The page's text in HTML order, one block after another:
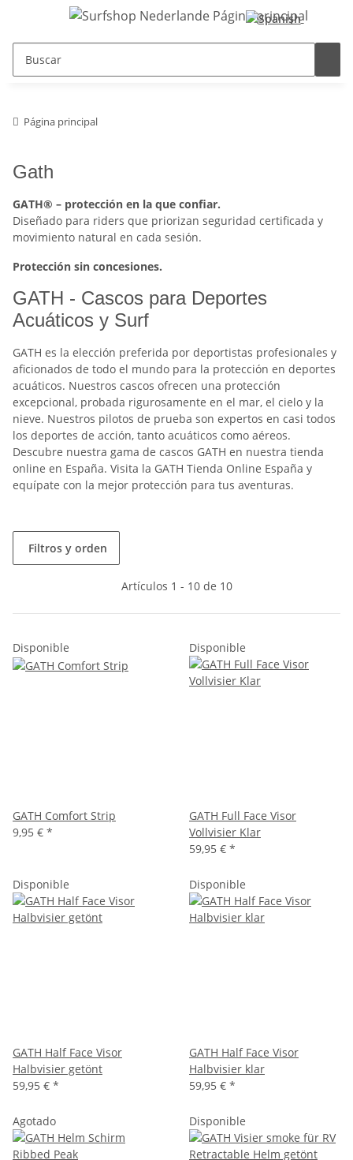
Página principal
Gath
GATH® – protección en la que confiar.
Diseñado para riders que priorizan seguridad certificada y
movimiento natural en cada sesión.
Protección sin concesiones.
GATH - Cascos para Deportes
Acuáticos y Surf
GATH es la elección preferida por deportistas profesionales y
aficionados de todo el mundo para la protección en deportes
acuáticos. Nuestros cascos ofrecen una protección
excepcional, probada rigurosamente en el mar, el cielo y la
nieve. Nuestros pilotos de prueba son expertos en casi todos
los deportes de acción, tanto acuáticos como aéreos.
Descubre nuestra gama de cascos GATH en nuestra tienda
online en España. Visita la GATH Tienda Online España y
equípate con la mejor protección para tus aventuras.
Filtros y orden
Artículos 1 - 10 de 10
Disponible
GATH Comfort Strip
9,95 € *
Disponible
GATH Full Face Visor
Vollvisier Klar
59,95 € *
Disponible
GATH Half Face Visor
Halbvisier getönt
59,95 € *
Disponible
GATH Half Face Visor
Halbvisier klar
59,95 € *
Agotado Disponible